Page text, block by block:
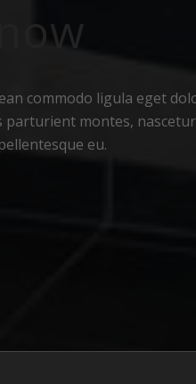
commodo ligula eget
parturient montes, nascetur
eu.